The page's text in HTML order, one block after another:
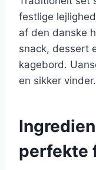
festlige
af den danske
snack, dessert
kagebord.
en sikker vinder.
perfekte